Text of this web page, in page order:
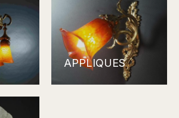
APPLIQUES